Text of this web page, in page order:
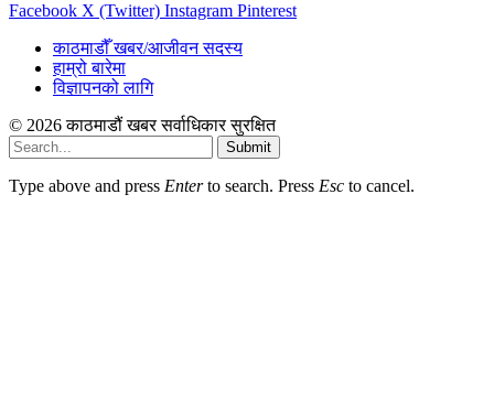
Facebook X (Twitter) Instagram Pinterest
काठमाडौँ खबर/आजीवन सदस्य
हाम्रो बारेमा
विज्ञापनको लागि
© 2026 काठमाडौं खबर सर्वाधिकार सुरक्षित
Submit
Type above and press Enterto search. Press Esc to cancel.